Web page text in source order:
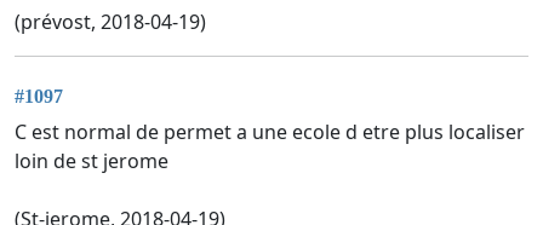
(prévost, 2018-04-19)
#1097
C est normal de permet a une ecole d etre plus localiser
loin de st jerome
(St-jerome, 2018-04-19)